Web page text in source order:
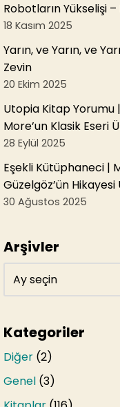
Robotların Yükselişi
18 Kasım 2025
Yarın, ve Yarın, ve
Zevin
20 Ekim 2025
Utopia Kitap Yorumu
More’un Klasik Eseri
28 Eylül 2025
Eşekli Kütüphaneci |
Güzelgöz’ün
30 Ağustos 2025
Arşivler
Kategoriler
Diğer (2)
Genel (3)